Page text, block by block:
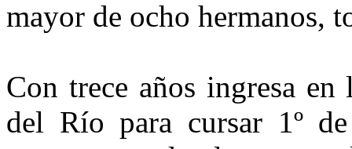
mayor de ocho hermanos,
Con trece años ingresa en
del Río para cursar 1º